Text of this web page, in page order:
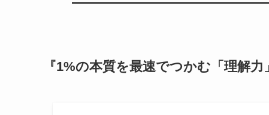
『1%の本質を最速でつかむ「理解